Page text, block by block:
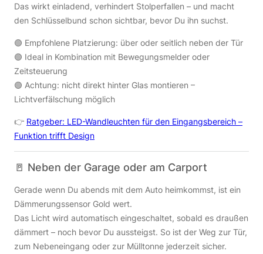
Das wirkt einladend, verhindert Stolperfallen – und macht
den Schlüsselbund schon sichtbar, bevor Du ihn suchst.
🟢 Empfohlene Platzierung: über oder seitlich neben der Tür
🟢 Ideal in Kombination mit Bewegungsmelder oder
Zeitsteuerung
🟢 Achtung: nicht direkt hinter Glas montieren –
Lichtverfälschung möglich
👉 Ratgeber: LED-Wandleuchten für den Eingangsbereich –
Funktion trifft Design
🚪 Neben der Garage oder am Carport
Gerade wenn Du abends mit dem Auto heimkommst, ist ein
Dämmerungssensor Gold wert.
Das Licht wird automatisch eingeschaltet, sobald es draußen
dämmert – noch bevor Du aussteigst. So ist der Weg zur Tür,
zum Nebeneingang oder zur Mülltonne jederzeit sicher.